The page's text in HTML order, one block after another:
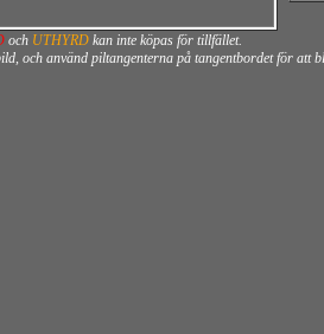
och UTHYRD kan inte köpas för tillfället.
och använd piltangenterna på tangentbordet för att